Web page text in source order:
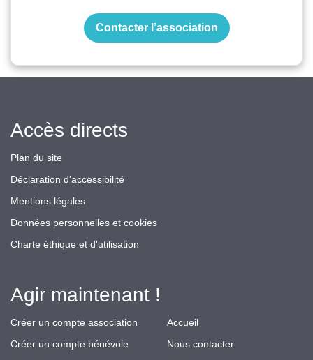
Contacter l’association
Accès directs
Plan du site
Déclaration d’accessibilité
Mentions légales
Données personnelles et cookies
Charte éthique et d'utilisation
Agir maintenant !
Créer un compte association
Créer un compte bénévole
Accueil
Nous contacter